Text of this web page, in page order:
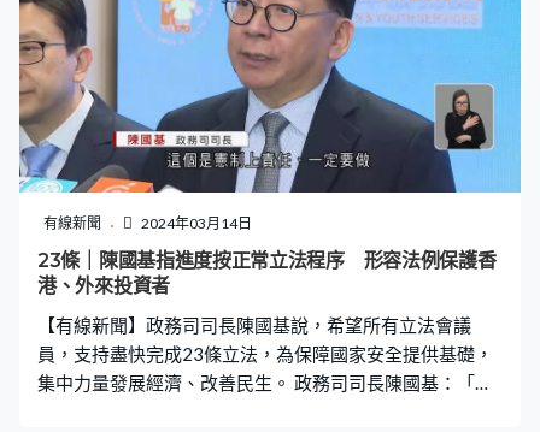
有線新聞 2024年03月14日
23條｜陳國基指進度按正常立法程序 形容法例保護香
港、外來投資者
【有線新聞】政務司司長陳國基說，希望所有立法會議
員，支持盡快完成23條立法，為保障國家安全提供基礎，
集中力量發展經濟、改善民生。 政務司司長陳國基：「這